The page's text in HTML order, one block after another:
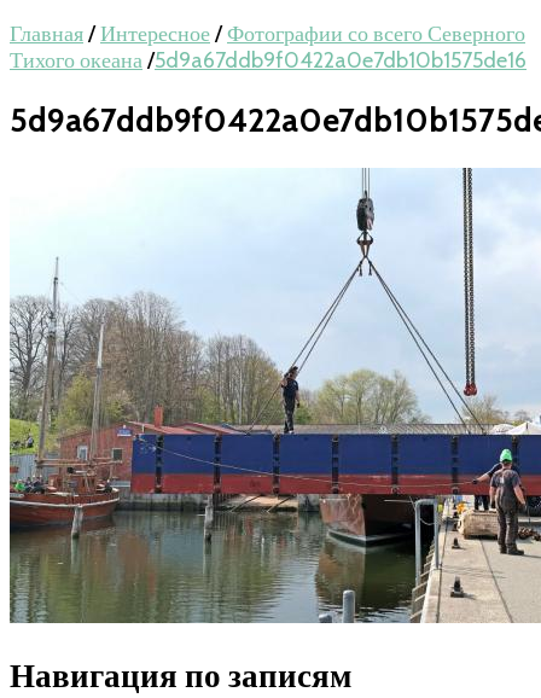
Главная/Интересное/Фотографии со всего Северного
Тихого океана/5d9a67ddb9f0422a0e7db10b1575de16
Навигация по записям